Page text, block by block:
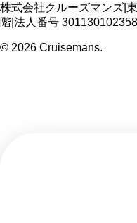
株式会社クルーズマンズ
階 法人番号
© 2026 Cruisemans.